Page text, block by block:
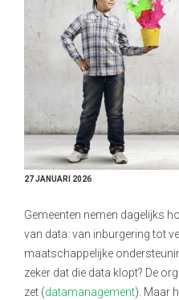
27 JANUARI 2026
Gemeenten nemen dagelijks
van data: van inburgering tot
maatschappelijke
zeker dat die data klopt? De
zet (datamanagement). Maar